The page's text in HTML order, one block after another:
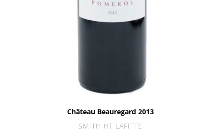
Château Beauregard 2013
SMITH HT LAFITTE